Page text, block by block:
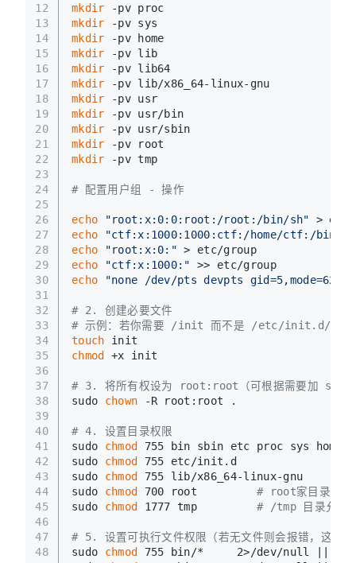
12
13
14
15
16
17
18
19
20
21
22
23
24
25
26
27
28
29
30
31
32
33
34
35
36
37
38
39
40
41
42
43
44
45
46
47
48
mkdir -pv proc
mkdir -pv sys
mkdir -pv home
mkdir -pv lib
mkdir -pv lib64
mkdir -pv lib/x86_64-linux-gnu
mkdir -pv usr
mkdir -pv usr/bin
mkdir -pv usr/sbin
mkdir -pv root
mkdir -pv tmp
# 配置用户组 - 操作
echo "root:x:0:0:root:/root:/bin/sh" > etc/
echo
"ctf:x:1000:1000:ctf:/home/ctf:/bin/
echo
"root:x:0:" > etc/group
echo
"ctf:x:1000:"
>> etc/group
echo
"none /dev/pts devpts gid=5,mode=620
# 2. 创建必要文件
# 示例：若你需要 /init 而不是 /etc/init.d/rcS
touch init
chmod
+x init
# 3. 将所有权设为 root:root（可根据需要加 sudo
sudo chown -R root:root .
# 4. 设置目录权限
sudo chmod
755 bin sbin etc proc sys
sudo chmod
755 etc/init.d
sudo chmod
755 lib/x86_64-linux-gnu
sudo chmod 700 root # root家目录仅
sudo chmod 1777 tmp # /tmp 目录允许
# 5. 设置可执行文件权限（若无文件则会报错，这里
sudo chmod 755 bin/*     2>/dev/null ||